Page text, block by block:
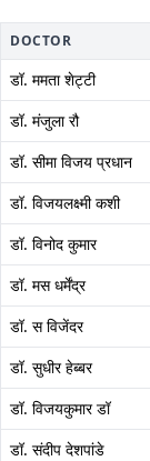
DOCTOR
डॉ. ममता शेट्टी
डॉ. मंजुला रौ
डॉ. सीमा विजय प्रधान
डॉ. विजयलक्ष्मी कशी
डॉ. विनोद कुमार
डॉ. मस धर्मेंद्र
डॉ. स विजेंदर
डॉ. सुधीर हेब्बर
डॉ. विजयकुमार डॉ
डॉ. संदीप देशपांडे